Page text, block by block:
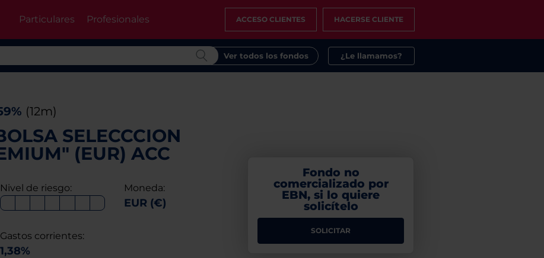
Particulares Profesionales ACCESO CLIENTES HACERSE CLIENTE
Ver todos los fondos ¿Le llamamos?
(12m)
SELECCCION
(EUR) ACC
Nivel de riesgo: Moneda:
EUR (€)
Gastos corrientes:
1,38%
Fondo no
comercializado por
EBN, si lo quiere
solicítelo
SOLICITAR